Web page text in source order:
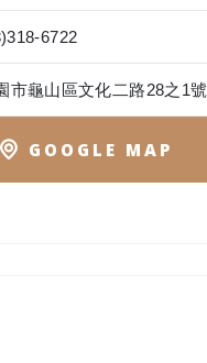
6722
市龜山區文化二路28之1號
GOOGLE MAP